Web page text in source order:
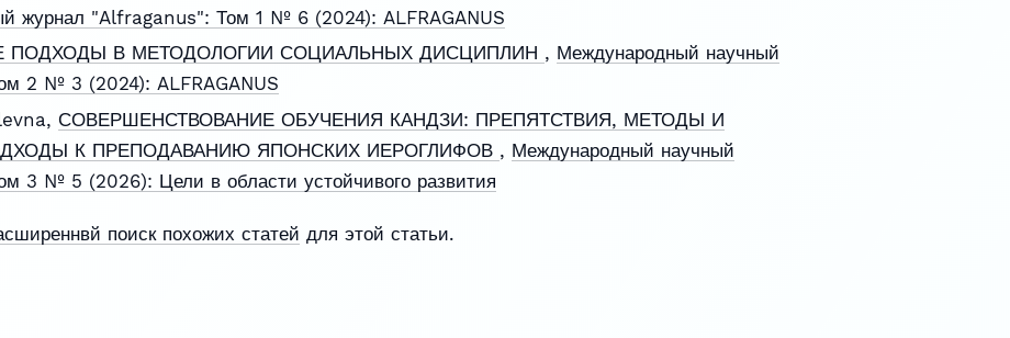
журнал "Alfraganus": Том 1 № 6 (2024): ALFRAGANUS
ПОДХОДЫ В МЕТОДОЛОГИИ СОЦИАЛЬНЫХ ДИСЦИПЛИН , Международный научный
2 № 3 (2024): ALFRAGANUS
СОВЕРШЕНСТВОВАНИЕ ОБУЧЕНИЯ КАНДЗИ: ПРЕПЯТСТВИЯ, МЕТОДЫ И
К ПРЕПОДАВАНИЮ ЯПОНСКИХ ИЕРОГЛИФОВ , Международный научный
3 № 5 (2026): Цели в области устойчивого развития
поиск похожих статей для этой статьи.